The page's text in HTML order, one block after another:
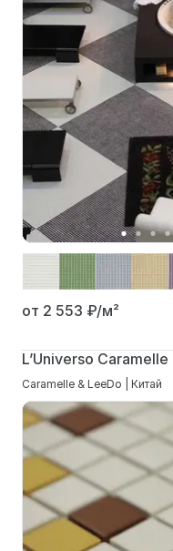
от 2 553 ₽/м²
L’Universo Caramelle
Caramelle & LeeDo | Китай